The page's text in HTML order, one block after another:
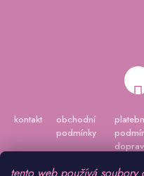
kontakt
obchodní
podmínky